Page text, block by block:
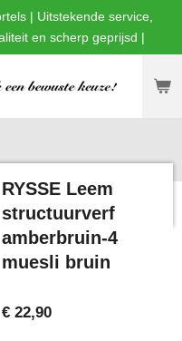
| Uitstekende service,
en scherp geprijsd |
RYSSE Leem
structuurverf
amberbruin-4
muesli bruin
€ 22,90